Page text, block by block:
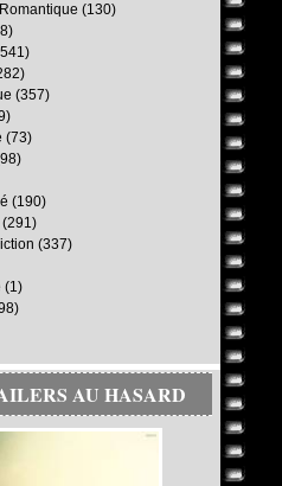
(130)
(357)
(73)
(190)
(291)
(337)
(1)
AU HASARD